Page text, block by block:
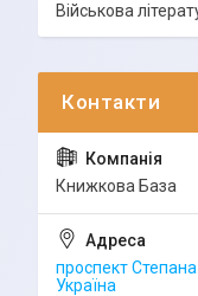
Військова
Книжкова База
проспект
Україна